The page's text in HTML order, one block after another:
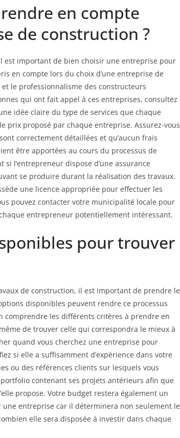
en compte
de construction ?
est important de bien choisir une entreprise pour
en compte lors du choix d’une entreprise de
le professionnalisme des constructeurs
qui ont fait appel à ces entreprises, consultez
idée claire du type de services que chaque
prix proposé par chaque entreprise. Assurez-vous
correctement détaillées et qu’aucun frais
être apportées au cours du processus de
l’entrepreneur dispose d’une assurance
se produire durant la réalisation des travaux.
une licence appropriée pour effectuer les
pouvez contacter votre municipalité locale pour
entrepreneur potentiellement intéressant.
pour trouver
de construction, il est important de prendre le
disponibles peuvent rendre ce processus
les différents critères à prendre en
de trouver celle qui correspondra le mieux à
quand vous cherchez une entreprise pour
si elle a suffisamment d’expérience dans votre
ou des références clients sur lesquels vous
contenant ses projets antérieurs afin que
propose. Votre budget restera également un
entreprise car il déterminera non seulement le
elle sera disposée à investir dans chaque